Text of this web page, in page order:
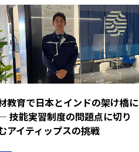
教育で日本とインドの架け橋に
能実習制度の問題点に切り
アイティップスの挑戦